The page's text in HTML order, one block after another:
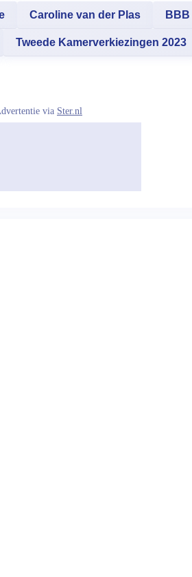
Caroline van der Plas BBB
Tweede Kamerverkiezingen 2023
via Ster.nl